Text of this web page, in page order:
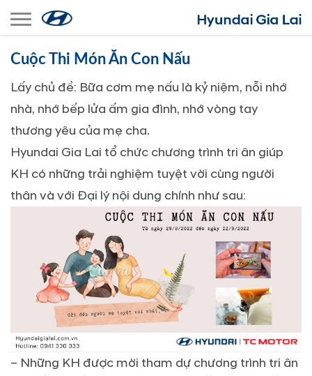
Toggle navigation
Cuộc Thi Món Ăn Con Nấu
Lấy chủ đề: Bữa cơm mẹ nấu là kỷ niệm, nỗi nhớ
nhà, nhớ bếp lửa ấm gia đình, nhớ vòng tay
thương yêu của mẹ cha.
Hyundai Gia Lai tổ chức chương trình tri ân giúp
KH có những trải nghiệm tuyệt vời cùng người
thân và với Đại lý nội dung chính như sau:
– Những KH được mời tham dự chương trình tri ân